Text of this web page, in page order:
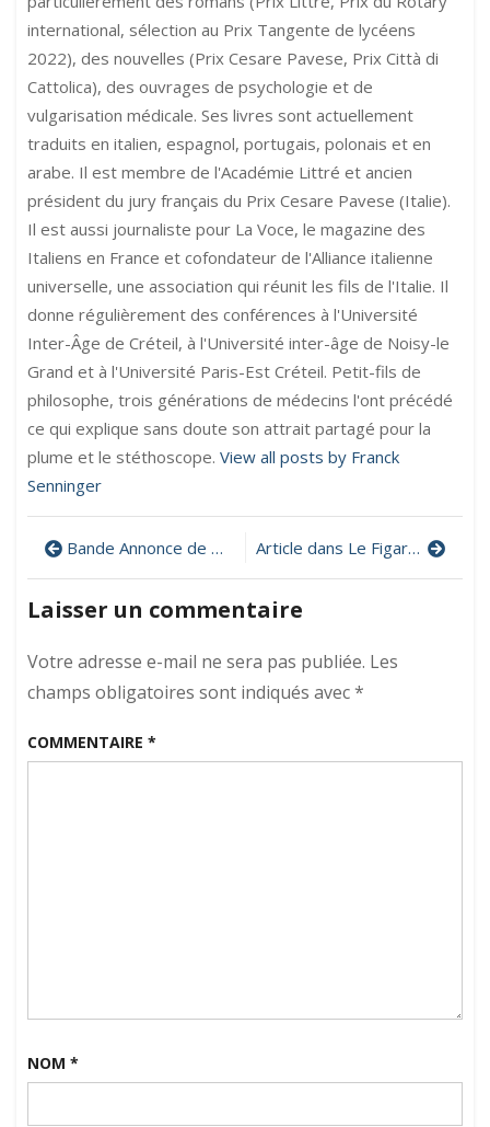
international, sélection au Prix Tangente de lycéens
2022), des nouvelles (Prix Cesare Pavese, Prix Città di
Cattolica), des ouvrages de psychologie et de
vulgarisation médicale. Ses livres sont actuellement
traduits en italien, espagnol, portugais, polonais et en
arabe. Il est membre de l'Académie Littré et ancien
président du jury français du Prix Cesare Pavese (Italie).
Il est aussi journaliste pour La Voce, le magazine des
Italiens en France et cofondateur de l'Alliance italienne
universelle, une association qui réunit les fils de l'Italie. Il
donne régulièrement des conférences à l'Université
Inter-Âge de Créteil, à l'Université inter-âge de Noisy-le
Grand et à l'Université Paris-Est Créteil. Petit-fils de
philosophe, trois générations de médecins l'ont précédé
ce qui explique sans doute son attrait partagé pour la
plume et le stéthoscope. View all posts by Franck
Senninger
Navigation
de
l’article
Bande Annonce de mon livre : « Je m’appelle Aspasie » Article dans Le Figaro sur les vertus du chocolat
Laisser un commentaire
Votre adresse e-mail ne sera pas publiée. Les
champs obligatoires sont indiqués avec*
COMMENTAIRE *
NOM *